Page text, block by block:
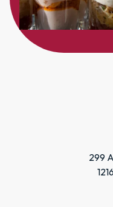
299